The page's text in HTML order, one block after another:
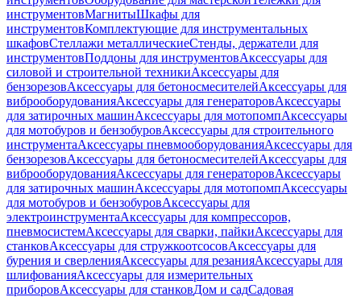
инструментовМагнитыШкафы для
инструментовКомплектующие для инструментальных
шкафовСтеллажи металлическиеСтенды, держатели для
инструментовПоддоны для инструментовАксессуары для
силовой и строительной техникиАксессуары для
бензорезовАксессуары для бетоносмесителейАксессуары для
виброоборудованияАксессуары для генераторовАксессуары
для затирочных машинАксессуары для мотопомпАксессуары
для мотобуров и бензобуровАксессуары для строительного
инструментаАксессуары пневмооборудованияАксессуары для
бензорезовАксессуары для бетоносмесителейАксессуары для
виброоборудованияАксессуары для генераторовАксессуары
для затирочных машинАксессуары для мотопомпАксессуары
для мотобуров и бензобуровАксессуары для
электроинструментаАксессуары для компрессоров,
пневмосистемАксессуары для сварки, пайкиАксессуары для
станковАксессуары для стружкоотсосовАксессуары для
бурения и сверленияАксессуары для резанияАксессуары для
шлифованияАксессуары для измерительных
приборовАксессуары для станковДом и садСадовая